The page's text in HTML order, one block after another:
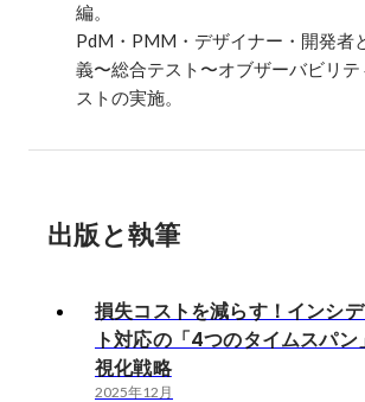
編。
PdM・PMM・デザイナー・開発者
義〜総合テスト〜オブザーバビリ
ストの実施。
出版と執筆
損失コストを減らす！インシ
ト対応の「4つのタイムスパン
視化戦略
2025年12月